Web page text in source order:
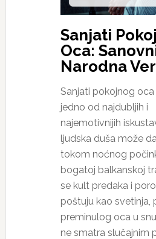
Sanjati
Oca:
Narodna
Sanjati pokojnog
jedno od najdubljih i
najemotivnijih
ljudska duša može
tokom noćnog
bogatoj balkanskoj
se kult predaka i
poštuju kao svetinja,
preminulog oca u
ne smatra slučajnim